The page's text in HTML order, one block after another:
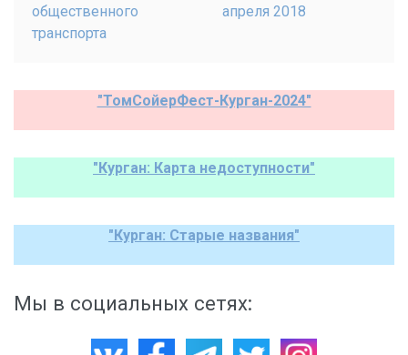
общественного
транспорта
апреля 2018
"ТомСойерФест-Курган-2024"
"Курган: Карта недоступности"
"Курган: Старые названия"
Мы в социальных сетях: